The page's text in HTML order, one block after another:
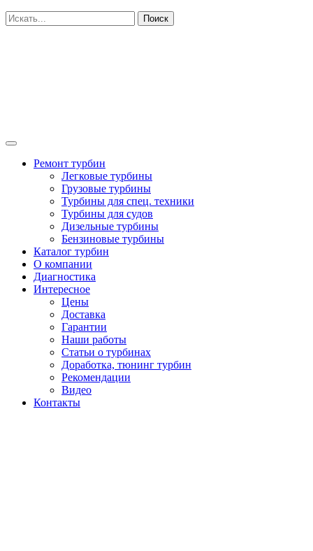
Поиск
Ремонт турбин
Легковые турбины
Грузовые турбины
Турбины для спец. техники
Турбины для судов
Дизельные турбины
Бензиновые турбины
Каталог турбин
О компании
Диагностика
Интересное
Цены
Доставка
Гарантии
Наши работы
Статьи о турбинах
Доработка, тюнинг турбин
Рекомендации
Видео
Контакты